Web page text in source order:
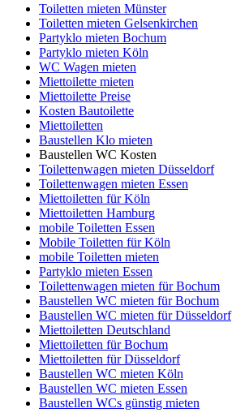
Toiletten mieten Münster
Toiletten mieten Gelsenkirchen
Partyklo mieten Bochum
Partyklo mieten Köln
WC Wagen mieten
Miettoilette mieten
Miettoilette Preise
Kosten Bautoilette
Miettoiletten
Baustellen Klo mieten
Baustellen WC Kosten
Toilettenwagen mieten Düsseldorf
Toilettenwagen mieten Essen
Miettoiletten für Köln
Miettoiletten Hamburg
mobile Toiletten Essen
Mobile Toiletten für Köln
mobile Toiletten mieten
Partyklo mieten Essen
Toilettenwagen mieten für Bochum
Baustellen WC mieten für Bochum
Baustellen WC mieten für Düsseldorf
Miettoiletten Deutschland
Miettoiletten für Bochum
Miettoiletten für Düsseldorf
Baustellen WC mieten Köln
Baustellen WC mieten Essen
Baustellen WCs günstig mieten